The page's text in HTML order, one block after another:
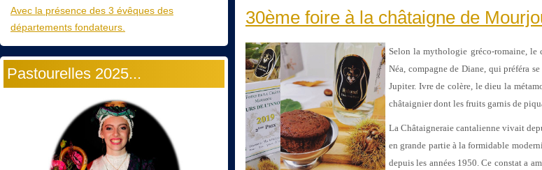
Avec la présence des 3 évêques des
départements fondateurs.
Pastourelles 2025...
30ème foire à la châtaigne de
Selon la mythologie gréco-romaine, le
Néa, compagne de Diane, qui préféra
Jupiter. Ivre de colère, le dieu la
châtaignier dont les fruits garnis de
La Châtaigneraie cantalienne vivait
en grande partie à la formidable
depuis les années 1950. Ce constat a